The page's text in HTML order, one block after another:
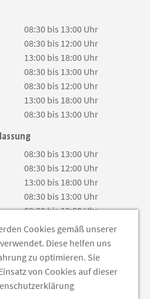
08:30 bis 13:00 Uhr
08:30 bis 12:00 Uhr
13:00 bis 18:00 Uhr
08:30 bis 13:00 Uhr
08:30 bis 12:00 Uhr
13:00 bis 18:00 Uhr
08:30 bis 13:00 Uhr
08:30 bis 13:00 Uhr
08:30 bis 12:00 Uhr
13:00 bis 18:00 Uhr
08:30 bis 13:00 Uhr
08:30 bis 12:00 Uhr
13:00 bis 18:00 Uhr
08:30 bis 13:00 Uhr
Cookies gemäß unserer
Diese helfen uns
zu optimieren. Sie
von Cookies auf dieser